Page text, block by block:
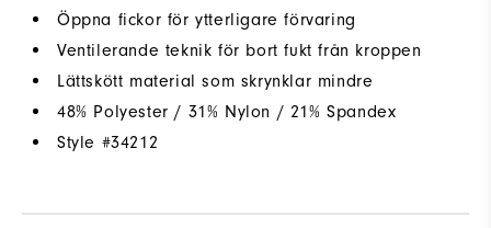
Öppna fickor för ytterligare förvaring
Ventilerande teknik för bort fukt från kroppen
Lättskött material som skrynklar mindre
48% Polyester / 31% Nylon / 21% Spandex
Style #34212